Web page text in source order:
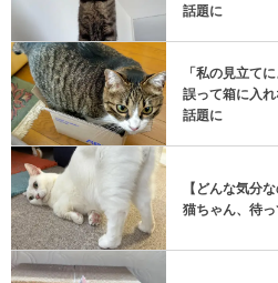
話題に
「私の見立て
誤って箱に入
話題に
【どんな気分
猫ちゃん、待